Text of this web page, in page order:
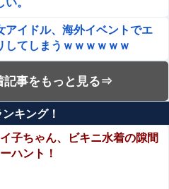
ングPC買っちゃった」一週
´ん`）「そう…」
トでお乳を強調！お乳にしか
がアンキーに直撃していたら
」の広告漫画がエ●チすぎる
」のキャラと同じ部屋に1
アイドル、海外イベントでエ
してしまうｗｗｗｗｗｗ
ふたなり先輩 ビッチ後輩の
やhitomiを使わずに無料で読
の殺し合い動画。一般人が
てはいけない理由がよく分か
や乳首透けヌードがエロ過ぎ
記事をもっと見る⇒
キング！
イ子ちゃん、ビキニ水着の隙間
ハント！